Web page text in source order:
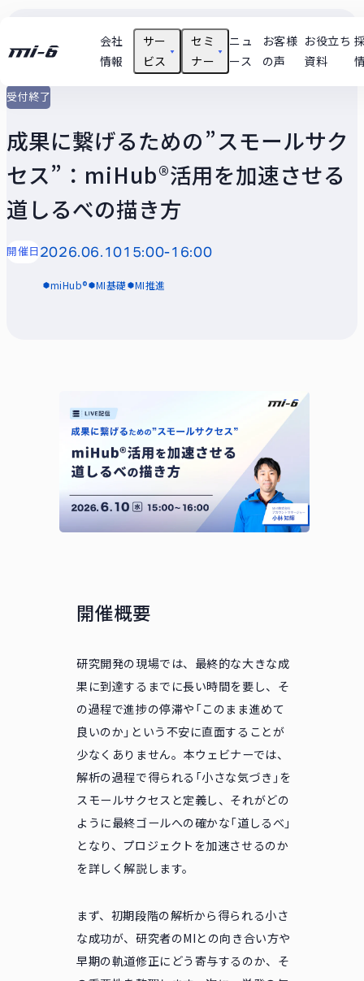
会社
情報
サー
ビス
セミ
ナー
ニュ
ース
お客様
の声
お役立ち
資料
受付終了
成果に繋げるための”スモールサク
セス”：miHub®活用を加速させる
道しるべの描き方
開催日2026.06.1015:00-16:00
miHub® MI基礎 MI推進
開催概要
研究開発の現場では、最終的な大きな成
果に到達するまでに長い時間を要し、そ
の過程で進捗の停滞や「このまま進めて
良いのか」という不安に直面することが
少なくありません。本ウェビナーでは、
解析の過程で得られる「小さな気づき」を
スモールサクセスと定義し、それがどの
ように最終ゴールへの確かな「道しるべ」
となり、プロジェクトを加速させるのか
を詳しく解説します。
まず、初期段階の解析から得られる小さ
な成功が、研究者のMIとの向き合い方や
早期の軌道修正にどう寄与するのか、そ
ユースケース
セミナー動画